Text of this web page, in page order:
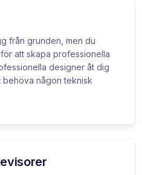
från grunden, men du
att skapa professionella
designer åt dig
behöva någon teknisk